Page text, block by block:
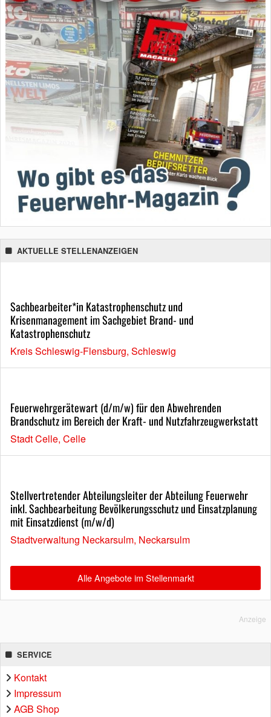
AKTUELLE STELLENANZEIGEN
Sachbearbeiter*in Katastrophenschutz und
Krisenmanagement im Sachgebiet Brand- und
Katastrophenschutz
Kreis Schleswig-Flensburg, Schleswig
Feuerwehrgerätewart (d/m/w) für den Abwehrenden
Brandschutz im Bereich der Kraft- und Nutzfahrzeugwerkstatt
Stadt Celle, Celle
Stellvertretender Abteilungsleiter der Abteilung Feuerwehr
inkl. Sachbearbeitung Bevölkerungsschutz und Einsatzplanung
mit Einsatzdienst (m/w/d)
Stadtverwaltung Neckarsulm, Neckarsulm
Alle Angebote im Stellenmarkt
Anzeige
SERVICE
Kontakt
Impressum
AGB Shop